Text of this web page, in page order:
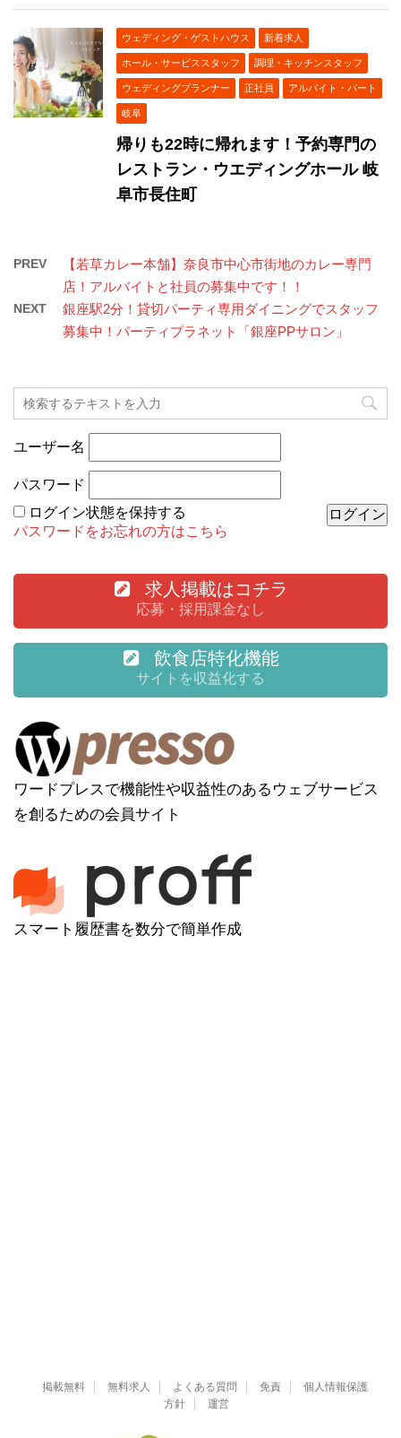
ウェディング・ゲストハウス 新着求人
ホール・サービススタッフ 調理・キッチンスタッフ
ウェディングプランナー 正社員 アルバイト・パート
岐阜
帰りも22時に帰れます！予約専門の
レストラン・ウエディングホール 岐
阜市長住町
PREV
【若草カレー本舗】奈良市中心市街地のカレー専門
店！アルバイトと社員の募集中です！！
NEXT
銀座駅2分！貸切パーティ専用ダイニングでスタッフ
募集中！パーティプラネット「銀座PPサロン」
ユーザー名
パスワード
ログイン状態を保持する
パスワードをお忘れの方はこちら
求人掲載はコチラ
応募・採用課金なし
飲食店特化機能
サイトを収益化する
ワードプレスで機能性や収益性のあるウェブサービス
を創るための会員サイト
スマート履歴書を数分で簡単作成
掲載無料 無料求人 よくある質問 免責
個人情報保護
方針
運営